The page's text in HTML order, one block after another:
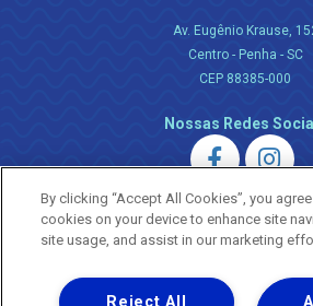
Av. Eugênio Krause,
Centro - Penha - SC
CEP 88385-000
Nossas Redes
Uma empresa
Copyright ® 2026 - Todos
By clicking “Accept All Cookies”, you
cookies on your device to enhance site
site usage, and assist in our marketing
Reject All